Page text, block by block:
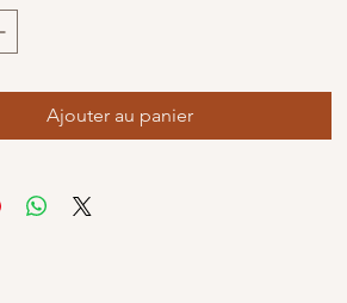
Ajouter au panier